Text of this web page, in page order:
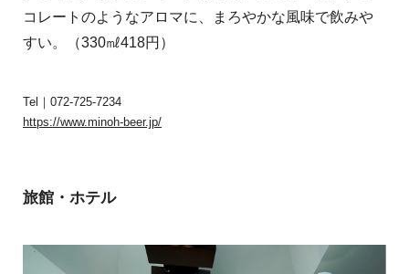
コレートのようなアロマに、まろやかな風味で飲みや
すい。（330㎖418円）
Tel｜072-725-7234
https://www.minoh-beer.jp/
旅館・ホテル